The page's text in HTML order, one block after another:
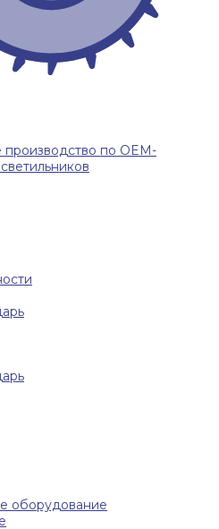
производство по OEM-
оборудование